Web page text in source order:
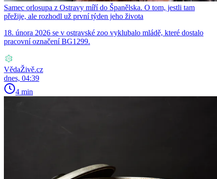
Samec orlosupa z Ostravy míří do Španělska. O tom, jestli tam
přežije, ale rozhodl už první týden jeho života
18. února 2026 se v ostravské zoo vyklubalo mládě, které dostalo
pracovní označení BG1299.
VědaŽivě.cz
dnes, 04:39
4 min